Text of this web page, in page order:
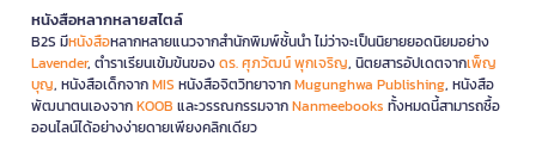
หนังสือหลากหลายสไตล์
B2S มีหนังสือหลากหลายแนวจากสำนักพิมพ์ชั้นนำ ไม่ว่าจะเป็นนิยายยอดนิยมอย่าง
Lavender, ตำราเรียนเข้มข้นของดร. ศุภวัฒน์ พุกเจริญ, นิตยสารอัปเดตจากเพ็ญ
บุญ, หนังสือเด็กจากMIS หนังสือจิตวิทยาจากMugunghwa Publishing, หนังสือ
พัฒนาตนเองจากKOOB และวรรณกรรมจากNanmeebooks ทั้งหมดนี้สามารถซื้อ
ออนไลน์ได้อย่างง่ายดายเพียงคลิกเดียว